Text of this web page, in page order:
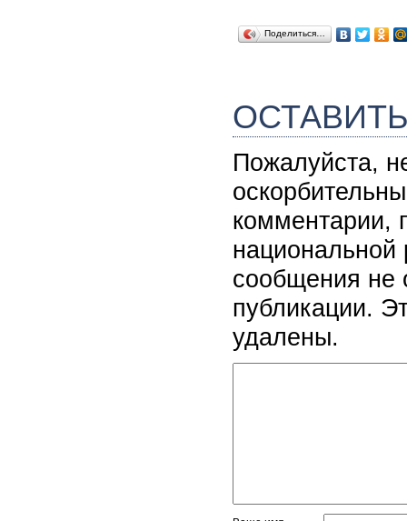
Поделиться…
Пожалуйста,
комментарии,
национальной
сообщения не
публикации.
удалены.